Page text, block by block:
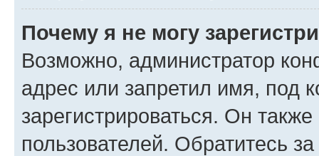
Почему я не могу
Возможно, администратор
адрес или запретил имя, под
зарегистрироваться. Он
пользователей. Обратитесь